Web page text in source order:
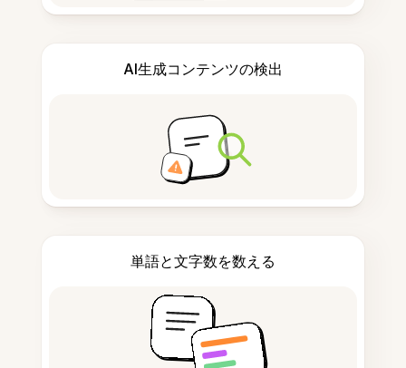
AI生成コンテンツの検出
単語と文字数を数える